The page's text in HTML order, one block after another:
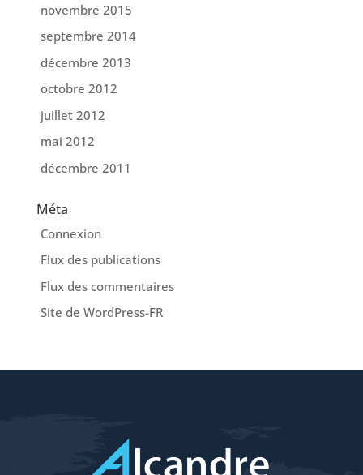
novembre 2015
septembre 2014
décembre 2013
octobre 2012
juillet 2012
mai 2012
décembre 2011
Méta
Connexion
Flux des publications
Flux des commentaires
Site de WordPress-FR